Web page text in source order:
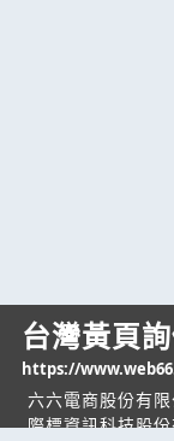
台灣黃頁
https://
六六電商股份有
際標資訊科技股